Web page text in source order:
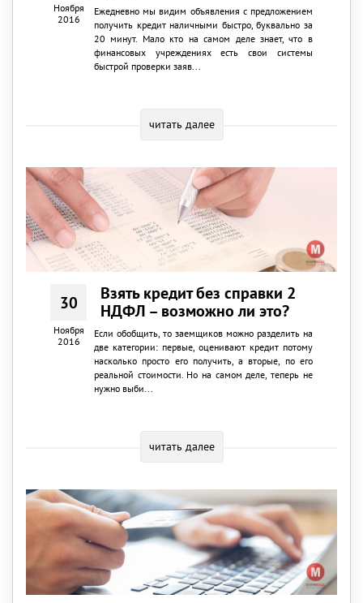
Ноября
2016
Ежедневно мы видим объявления с предложением
получить кредит наличными быстро, буквально за
20 минут. Мало кто на самом деле знает, что в
финансовых учреждениях есть свои системы
быстрой проверки заяв...
читать далее
30
Ноября
2016
Взять кредит без справки 2
НДФЛ – возможно ли это?
Если обобщить, то заемщиков можно разделить на
две категории: первые, оценивают кредит потому
насколько просто его получить, а вторые, по его
реальной стоимости. Но на самом деле, теперь не
нужно выби...
читать далее